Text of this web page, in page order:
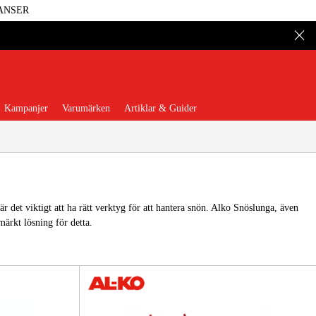
& Förbrukning
Kampanjer Varumärken Artiklar & Guider
det viktigt att ha rätt verktyg för att hantera snön. Alko Snöslunga, även
lösning för detta.